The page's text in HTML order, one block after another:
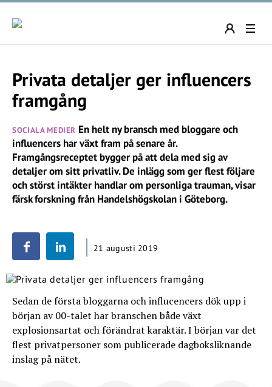
Privata detaljer ger influencers
framgång
SOCIALA MEDIER En helt ny bransch med bloggare och
influencers har växt fram på senare år.
Framgångsreceptet bygger på att dela med sig av
detaljer om sitt privatliv. De inlägg som ger flest följare
och störst intäkter handlar om personliga trauman, visar
färsk forskning från Handelshögskolan i Göteborg.
21 augusti 2019
Sedan de första bloggarna och influcencers dök upp i
början av 00-talet har branschen både växt
explosionsartat och förändrat karaktär. I början var det
flest privatpersoner som publicerade dagboksliknande
inslag på nätet.